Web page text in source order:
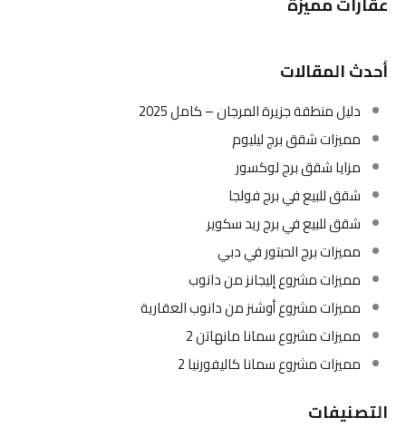
أحدث المقالات
دليل منطقة جزيرة المرجان – كامل 2025
مميزات شقق برج ليليوم
مزايا شقق برج لوكسور
شقق للبيع في برج فولجا
شقق للبيع في برج ريد سكوير
مميزات برج الحبتور في دبي
مميزات مشروع إليجانز من دانوب
مميزات مشروع أوشنز من دانوب العقارية
مميزات مشروع سمانا مانهاتن 2
مميزات مشروع سمانا كاليفورنيا 2
التصنيفات